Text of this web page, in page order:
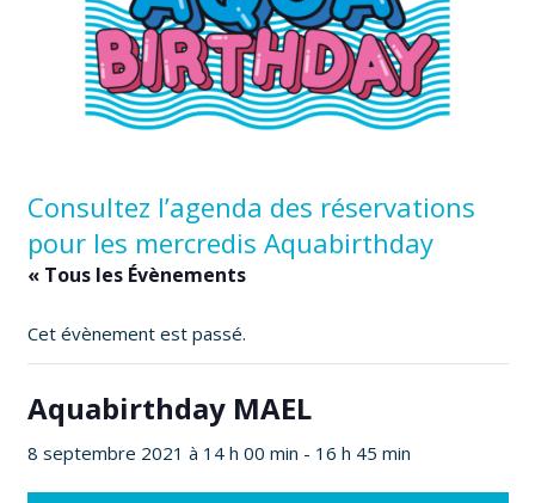
Consultez l’agenda des réservations
pour les mercredis Aquabirthday
« Tous les Évènements
Cet évènement est passé.
Aquabirthday MAEL
8 septembre 2021 à 14 h 00 min - 16 h 45 min